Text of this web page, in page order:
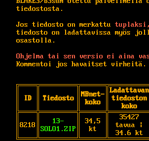
tiedostosta.
Jos tiedosto on merkattu tuplaksi,
tiedosto on ladattavissa myös
osastolla.
Ohjelma tai sen versio ei aina
Kommentoi jos havaitset virheitä.
ID Tiedosto
MBnet-
koko
Ladattavan
tiedoston
koko
8218
13-
SOLO1.ZIP
34,5
kt
35427
tavua |
34.6 kt